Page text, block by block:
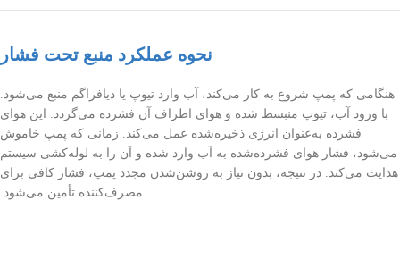
نحوه عملکرد منبع تحت فشار
هنگامی که پمپ شروع به کار می‌کند، آب وارد تیوپ یا دیافراگم منبع می‌شود.
با ورود آب، تیوپ منبسط شده و هوای اطراف آن فشرده می‌گردد. این هوای
فشرده به‌عنوان انرژی ذخیره‌شده عمل می‌کند. زمانی که پمپ خاموش
می‌شود، فشار هوای فشرده‌شده به آب وارد شده و آن را به لوله‌کشی سیستم
هدایت می‌کند. در نتیجه، بدون نیاز به روشن‌شدن مجدد پمپ، فشار کافی برای
مصرف‌کننده تأمین می‌شود.